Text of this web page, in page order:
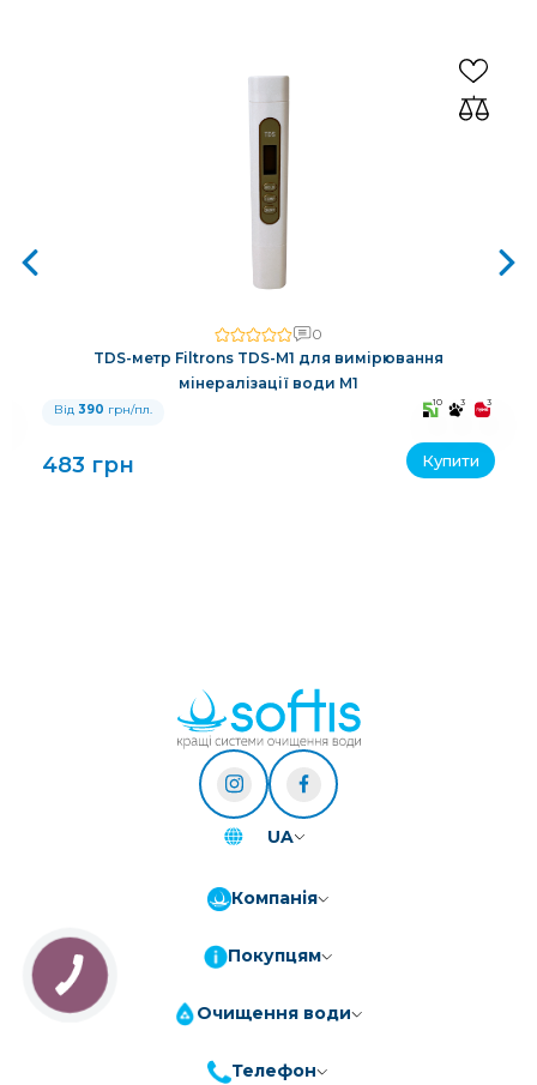
0
TDS-метр Filtrons TDS-M1 для вимірювання
мінералізації води M1
Від 390 грн/пл. 10 3 3
483 грн Купити
UA
Компанія
Покупцям
Очищення води
Телефон